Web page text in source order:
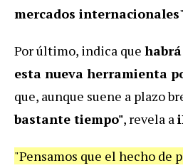
mercados internacionales
Por último, indica que
esta nueva herramienta
que, aunque suene a plazo
bastante tiempo", revela a
"Pensamos que el hecho de